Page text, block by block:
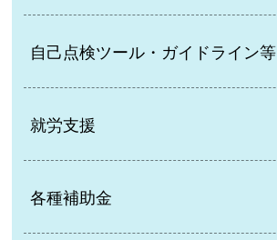
自己点検ツール・ガイドライン等
就労支援
各種補助金